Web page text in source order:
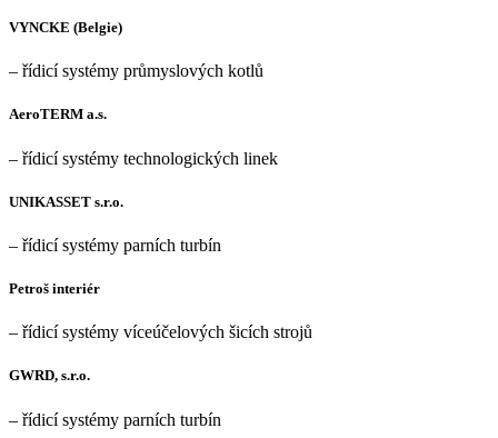
VYNCKE (Belgie)
– řídicí systémy průmyslových kotlů
AeroTERM a.s.
– řídicí systémy technologických linek
UNIKASSET s.r.o.
– řídicí systémy parních turbín
Petroš interiér
– řídicí systémy víceúčelových šicích strojů
GWRD, s.r.o.
– řídicí systémy parních turbín